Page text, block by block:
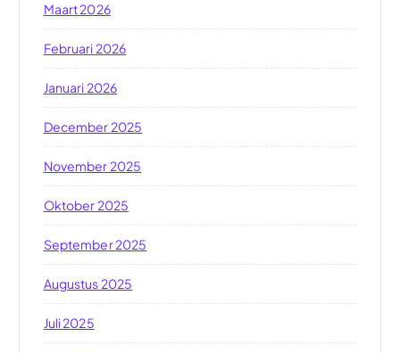
Maart 2026
Februari 2026
Januari 2026
December 2025
November 2025
Oktober 2025
September 2025
Augustus 2025
Juli 2025